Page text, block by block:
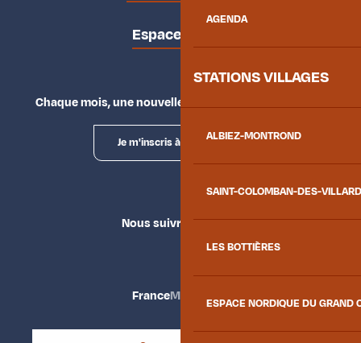
AGENDA
STATIONS VILLAGES
ALBIEZ-MONTROND
SAINT-COLOMBAN-DES-
LES BOTTIÈRES
ESPACE NORDIQUE DU GRAND
Espace presse
Chaque mois, une nouvelle façon d'explorer la vallée.
Je m'inscris à la newsletter
Nous suivre
FranceMaurienne